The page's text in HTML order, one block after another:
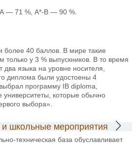
— 71 %, A*-B — 90 %.
более 40 баллов. В мире такие
только у 3 % выпускников. В то время
два языка на уровне носителя,
диплома были удостоены 4
программу IB diploma,
университеты, которые обычно
выбора».
школьные мероприятия
техническая база обуславливает